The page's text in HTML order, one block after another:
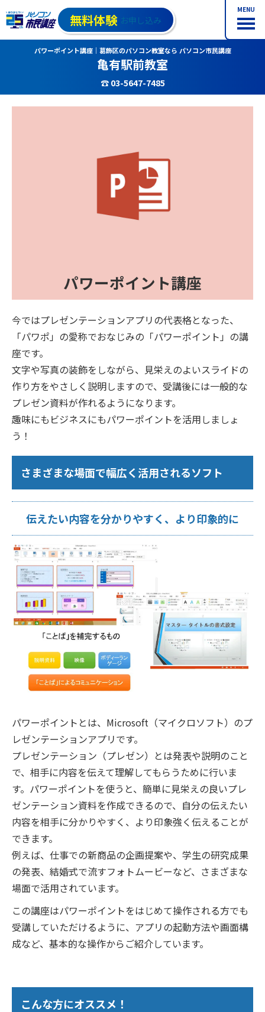
MENU
無料体験 お申し込み
パワーポイント講座｜葛飾区のパソコン教室なら パソコン市民講座
亀有駅前教室
☎ 03-5647-7485
パワーポイント講座
今ではプレゼンテーションアプリの代表格となった、
「パワポ」の愛称でおなじみの「パワーポイント」の講
座です。
文字や写真の装飾をしながら、見栄えのよいスライドの
作り方をやさしく説明しますので、受講後には一般的な
プレゼン資料が作れるようになります。
趣味にもビジネスにもパワーポイントを活用しましょ
う！
さまざまな場面で幅広く活用されるソフト
伝えたい内容を分かりやすく、より印象的に
パワーポイントとは、Microsoft（マイクロソフト）のプ
レゼンテーションアプリです。
プレゼンテーション（プレゼン）とは発表や説明のこと
で、相手に内容を伝えて理解してもらうために行いま
す。パワーポイントを使うと、簡単に見栄えの良いプレ
ゼンテーション資料を作成できるので、自分の伝えたい
内容を相手に分かりやすく、より印象強く伝えることが
できます。
例えば、仕事での新商品の企画提案や、学生の研究成果
の発表、結婚式で流すフォトムービーなど、さまざまな
場面で活用されています。
この講座はパワーポイントをはじめて操作される方でも
受講していただけるように、アプリの起動方法や画面構
成など、基本的な操作からご紹介しています。
こんな方にオススメ！